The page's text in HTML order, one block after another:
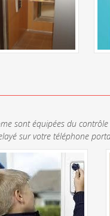
sont équipées du
sur votre téléphone